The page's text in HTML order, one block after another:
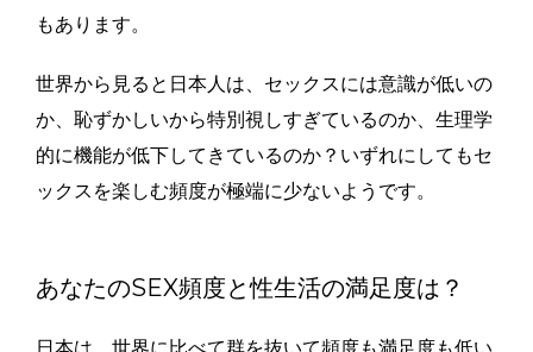
もあります。
世界から見ると日本人は、セックスには意識が低いの
か、恥ずかしいから特別視しすぎているのか、生理学
的に機能が低下してきているのか？いずれにしてもセ
ックスを楽しむ頻度が極端に少ないようです。
あなたのSEX頻度と性生活の満足度は？
日本は、世界に比べて群を抜いて頻度も満足度も低い